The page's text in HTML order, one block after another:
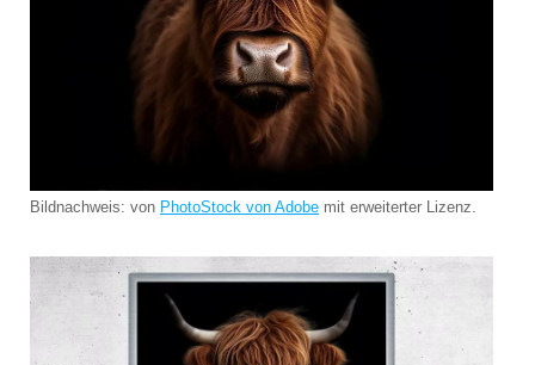
Bildnachweis: von PhotoStock von Adobe mit erweiterter Lizenz.